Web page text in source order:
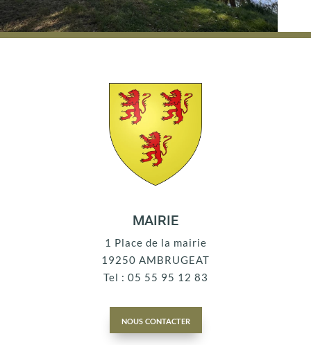
MAIRIE
1 Place de la mairie
19250 AMBRUGEAT
Tel : 05 55 95 12 83
nous contacter